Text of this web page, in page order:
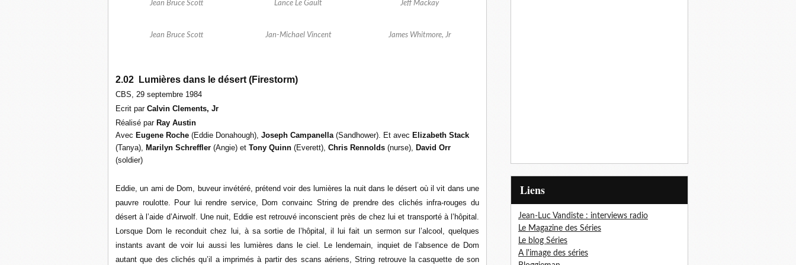
Jean Bruce Scott
Jean Bruce Scott
Lance Le Gault
Jan-Michael Vincent
Jeff Mackay
James Whitmore, Jr
2.02 Lumières dans le désert (Firestorm)
CBS, 29 septembre 1984
Ecrit par Calvin Clements, Jr
Réalisé par Ray Austin
Avec Eugene Roche (Eddie Donahough), Joseph Campanella(Sandhower). Et avec Elizabeth Stack
(Tanya), Marilyn Schreffler (Angie) et Tony Quinn (Everett), Chris Rennolds (nurse), David Orr
(soldier)
Eddie, un ami de Dom, buveur invétéré, prétend voir des lumières la nuit dans le désert où il vit dans une
pauvre roulotte. Pour lui rendre service, Dom convainc String de prendre des clichés infra-rouges du
désert à l’aide d’Airwolf. Une nuit, Eddie est retrouvé inconscient près de chez lui et transporté à l’hôpital.
Lorsque Dom le reconduit chez lui, à sa sortie de l’hôpital, il lui fait un sermon sur l’alcool, quelques
instants avant de voir lui aussi les lumières dans le ciel. Le lendemain, inquiet de l’absence de Dom
autant que des clichés qu’il a imprimés à partir des scans aériens, String retrouve la casquette de son
Liens
Jean-Luc Vandiste : interviews radio
Le Magazine des Séries
Le blog Séries
A l'image des séries